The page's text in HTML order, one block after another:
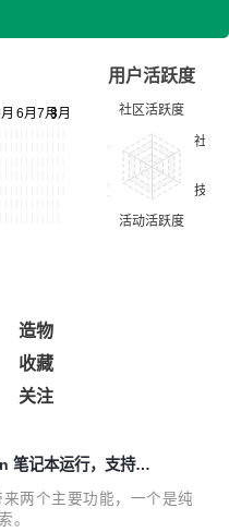
用户活跃度
造物
收藏
关注
笔记本运行，支持混
两个主要功能，一个是纯
。